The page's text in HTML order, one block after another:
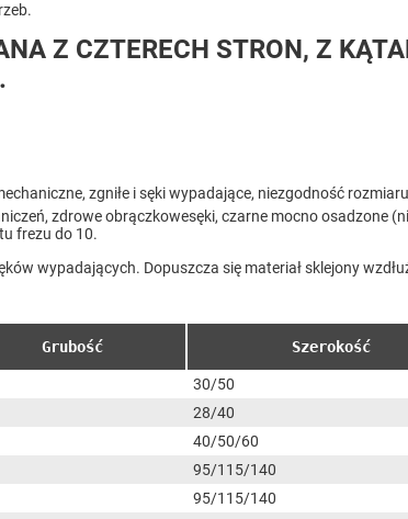
Z CZTERECH STRON, Z
zgniłe i sęki wypadające, niezgodność
zdrowe obrączkowesęki, czarne mocno osadzone
frezu do 10.
wypadających. Dopuszcza się materiał sklejony
Grubość Szerokość
30/50
28/40
40/50/60
95/115/140
95/115/140